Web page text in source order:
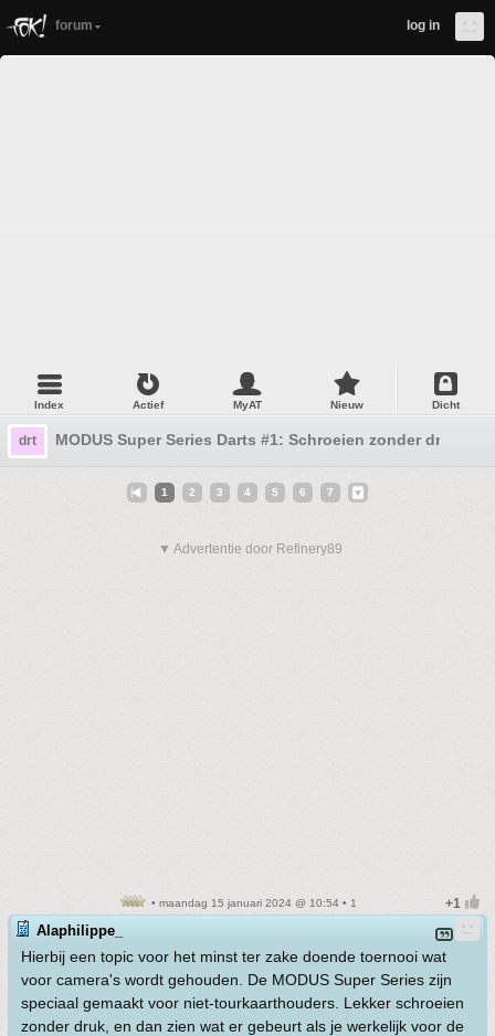
forum log in
Index Actief MyAT Nieuw Dicht
drt MODUS Super Series Darts #1: Schroeien zonder druk
1 2 3 4 5 6 7
▼ Advertentie door Refinery89
• maandag 15 januari 2024 @ 10:54 • 1
Alaphilippe_
Hierbij een topic voor het minst ter zake doende toernooi wat
voor camera's wordt gehouden. De MODUS Super Series zijn
speciaal gemaakt voor niet-tourkaarthouders. Lekker schroeien
zonder druk, en dan zien wat er gebeurt als je werkelijk voor de